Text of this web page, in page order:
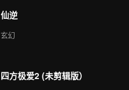
仙逆
玄幻
四方极爱2 (未剪辑版）